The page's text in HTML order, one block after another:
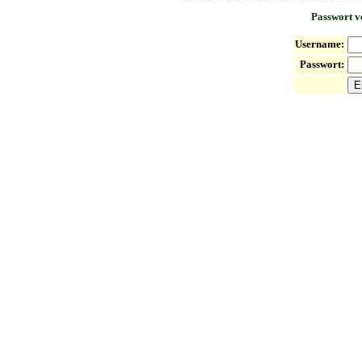
Passwort
Username:
Passwort: